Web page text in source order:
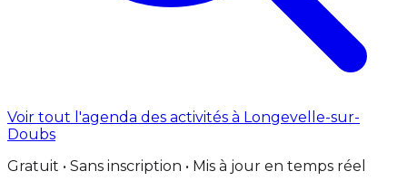
Voir tout l'agenda des activités à Longevelle-sur-
Doubs
Gratuit • Sans inscription • Mis à jour en temps réel